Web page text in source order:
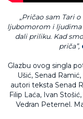
„Pričao sam Tari
ljubomorom i ljudima
dali priliku. Kad
priča”,
Glazbu ovog singla
Ušić, Senad
autori teksta Senad
Filip Laća, Ivan
Vedran Peternel.